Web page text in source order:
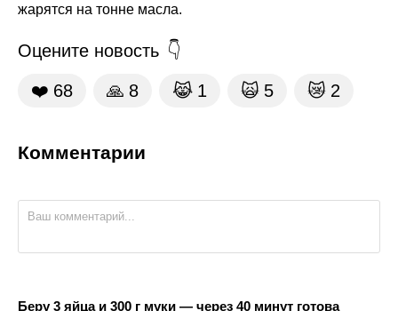
жарятся на тонне масла.
Оцените новость
❤️ 68 🙏 8 😹 1 🙀 5 😿 2
Комментарии
Беру 3 яйца и 300 г муки — через 40 минут готова